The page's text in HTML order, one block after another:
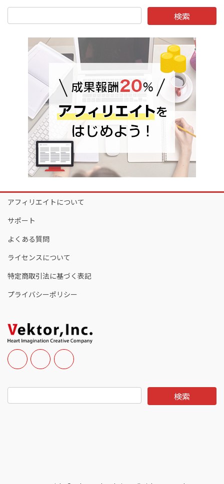
アフィリエイトについて
サポート
よくある質問
ライセンスについて
特定商取引法に基づく表記
プライバシーポリシー